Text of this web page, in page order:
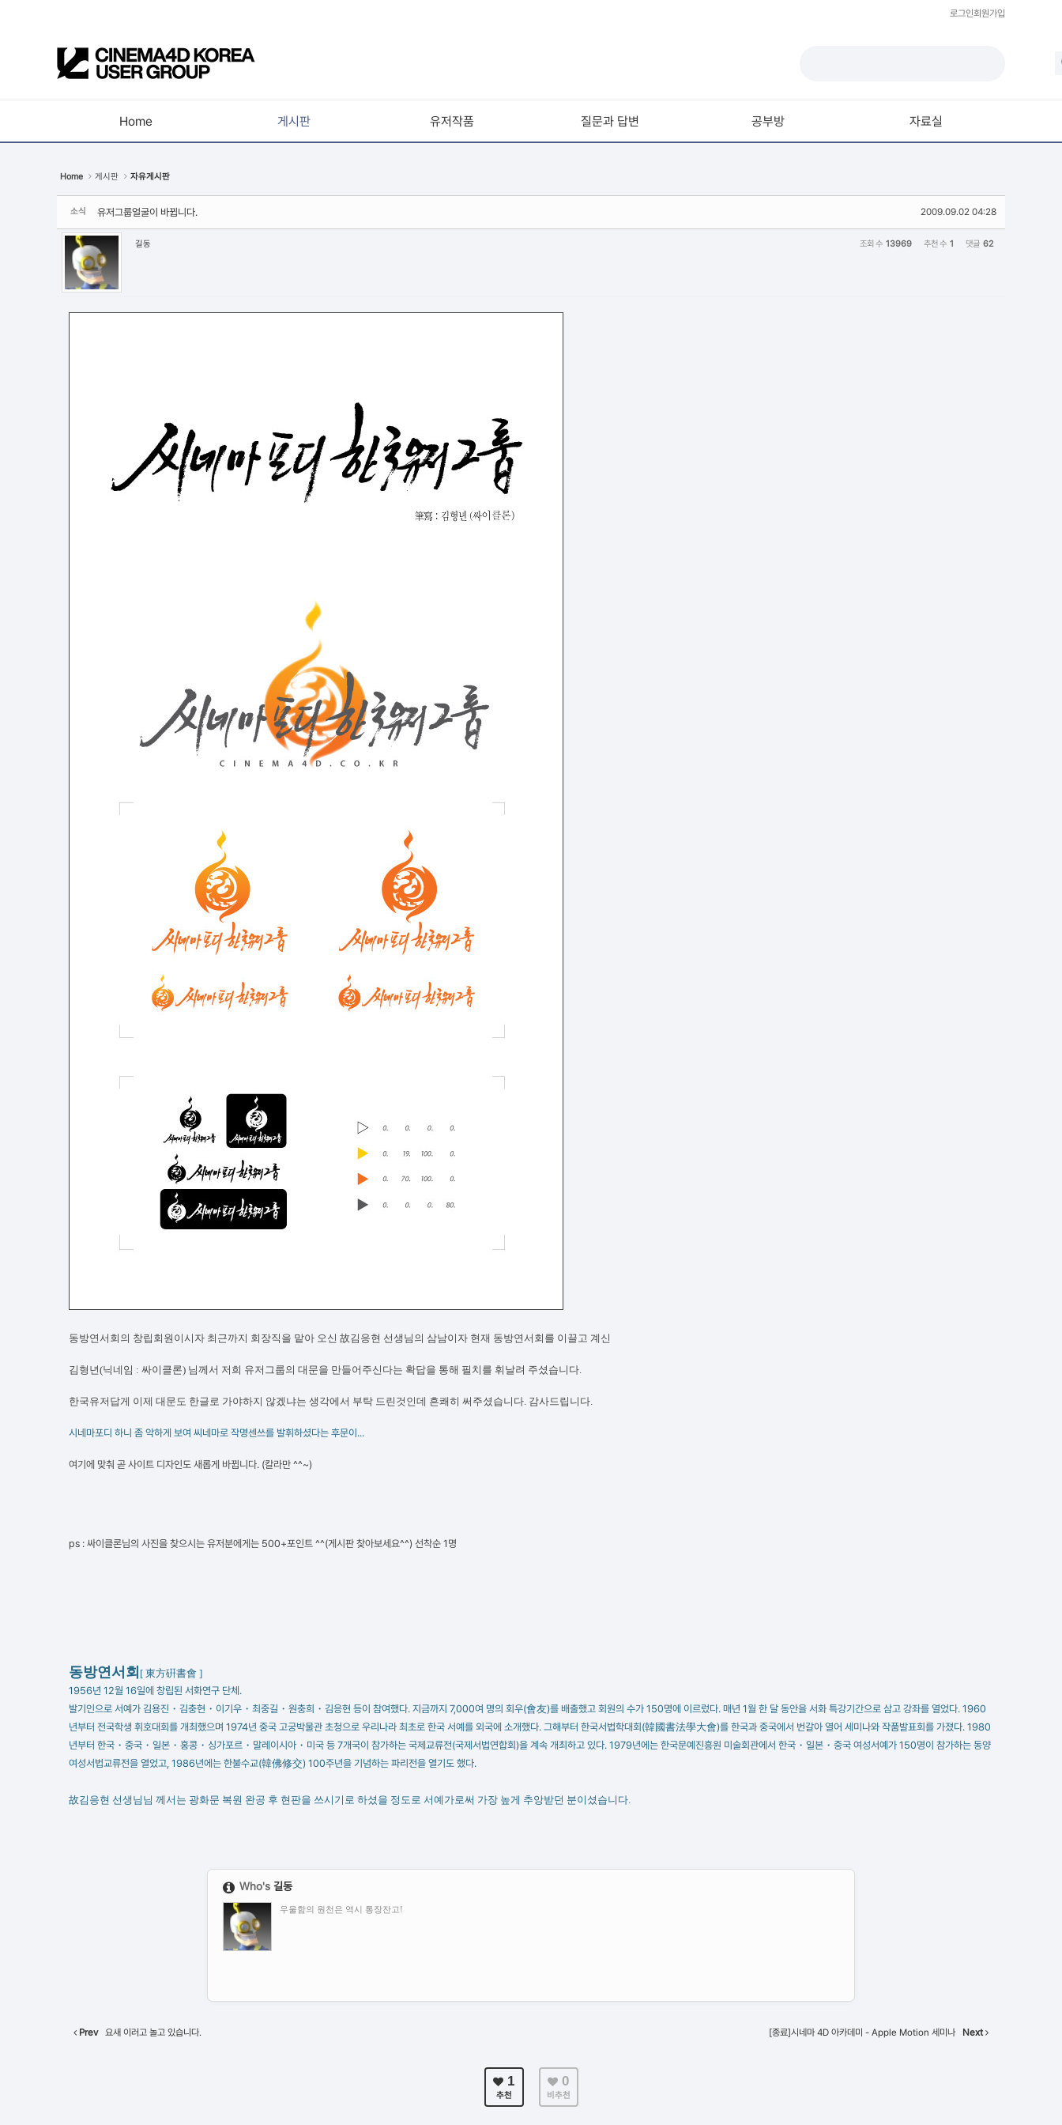
로그인회원가입
Home 게시판 유저작품 질문과 답변 공부방 자료실
모션 / 모그라프
라이팅 / 렌더링
Home 게시판 자유게시판
소식 2009.09.02 04:28
유저그룹얼굴이 바뀝니다.
길동 조회 수 13969 추천 수 1 댓글 62
동방연서회의 창립회원이시자 최근까지 회장직을 맡아 오신 故김응현 선생님의 삼남이자 현재 동방연서회를 이끌고 계신
김형년(닉네임 : 싸이클론) 님께서 저희 유저그룹의 대문을 만들어주신다는 확답을 통해 필치를 휘날려 주셨습니다.
한국유저답게 이제 대문도 한글로 가야하지 않겠냐는 생각에서 부탁 드린것인데 흔쾌히 써주셨습니다. 감사드립니다.
시네마포디 하니 좀 악하게 보여 씨네마로 작명센쓰를 발휘하셨다는 후문이...
여기에 맞춰 곧 사이트 디자인도 새롭게 바뀝니다. (칼라만 ^^~)
ps : 싸이클론님의 사진을 찾으시는 유저분에게는 500+포인트 ^^(게시판 찾아보세요^^) 선착순 1명
동방연서회 [ 東方硏書會 ]
1956년 12월 16일에 창립된 서화연구 단체.
발기인으로 서예가 김용진・김충현・이기우・최중길・원충희・김응현 등이 참여했다. 지금까지 7,000여 명의 회우(會友)를 배출했고 회원의 수가 150명에 이르렀다. 매년 1월 한 달 동안을 서화 특강기간으로 삼고 강좌를 열었다. 1960
년부터 전국학생 휘호대회를 개최했으며 1974년 중국 고궁박물관 초청으로 우리나라 최초로 한국 서예를 외국에 소개했다. 그해부터 한국서법학대회(韓國書法學大會)를 한국과 중국에서 번갈아 열어 세미나와 작품발표회를 가졌다. 1980
년부터 한국・중국・일본・홍콩・싱가포르・말레이시아・미국 등 7개국이 참가하는 국제교류전(국제서법연합회)을 계속 개최하고 있다. 1979년에는 한국문예진흥원 미술회관에서 한국・일본・중국 여성서예가 150명이 참가하는 동양
여성서법교류전을 열었고, 1986년에는 한불수교(韓佛修交) 100주년을 기념하는 파리전을 열기도 했다.
故김응현 선생님님 께서는 광화문 복원 완공 후 현판을 쓰시기로 하셨을 정도로 서예가로써 가장 높게 추앙받던 분이셨습니다.
Who's 길동
우울함의 원천은 역시 통장잔고!
Prev 요새 이러고 놀고 있습니다. [종료]시네마 4D 아카데미 - Apple Motion 세미나 Next
1
추천
0
비추천
Sketchbook5, 스케치북5
Sketchbook5, 스케치북5